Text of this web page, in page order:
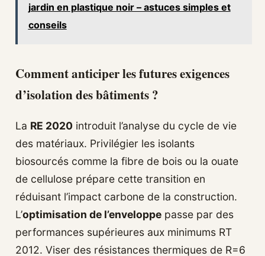
jardin en plastique noir – astuces simples et
conseils
Comment anticiper les futures exigences
d’isolation des bâtiments ?
La RE 2020 introduit l’analyse du cycle de vie
des matériaux. Privilégier les isolants
biosourcés comme la fibre de bois ou la ouate
de cellulose prépare cette transition en
réduisant l’impact carbone de la construction.
L’optimisation de l’enveloppe passe par des
performances supérieures aux minimums RT
2012. Viser des résistances thermiques de R=6